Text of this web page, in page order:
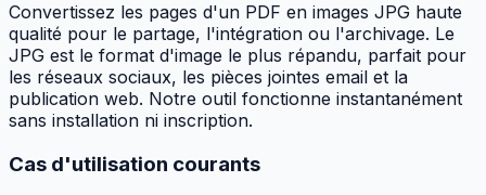
Convertissez les pages d'un PDF en images JPG haute
qualité pour le partage, l'intégration ou l'archivage. Le
JPG est le format d'image le plus répandu, parfait pour
les réseaux sociaux, les pièces jointes email et la
publication web. Notre outil fonctionne instantanément
sans installation ni inscription.
Cas d'utilisation courants